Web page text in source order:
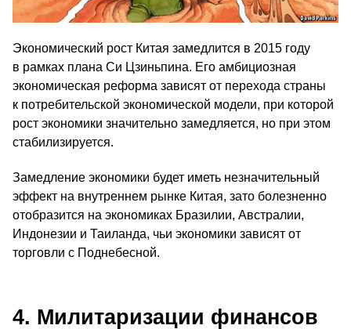
Экономический рост Китая замедлится в 2015 году
в рамках плана Си Цзиньпина. Его амбициозная
экономическая реформа зависят от перехода страны
к потребительской экономической модели, при которой
рост экономики значительно замедляется, но при этом
стабилизируется.
Замедление экономики будет иметь незначительный
эффект на внутреннем рынке Китая, зато болезненно
отобразится на экономиках Бразилии, Австралии,
Индонезии и Таиланда, чьи экономики зависят от
торговли с Поднебесной.
4. Милитаризации финансов